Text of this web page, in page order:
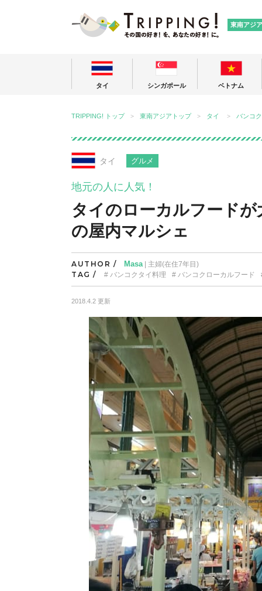
東南アジア
タイ シンガポール ベトナム
TRIPPING! トップ 東南アジアトップ タイ バンコク
タイ グルメ
地元の人に人気！
タイのローカルフード
の屋内マルシェ
AUTHOR / Masa| 主婦(在住7年目)
TAG / バンコクタイ料理 バンコクローカルフード
2018.4.2 更新